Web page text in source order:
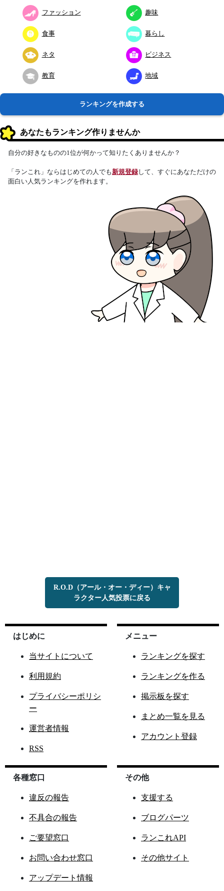
ファッション 趣味
食事 暮らし
ネタ ビジネス
教育 地域
ランキングを作成する
あなたもランキング作りませんか
自分の好きなものの1位が何かって知りたくありませんか？
「ランこれ」ならはじめての人でも新規登録して、すぐにあなただけの
面白い人気ランキングを作れます。
R.O.D（アール・オー・ディー）キャ
ラクター人気投票に戻る
はじめに
当サイトについて
利用規約
プライバシーポリシ
ー
運営者情報
RSS
メニュー
ランキングを探す
ランキングを作る
掲示板を探す
まとめ一覧を見る
アカウント登録
各種窓口
違反の報告
不具合の報告
ご要望窓口
お問い合わせ窓口
アップデート情報
その他
支援する
ブログパーツ
ランこれAPI
その他サイト